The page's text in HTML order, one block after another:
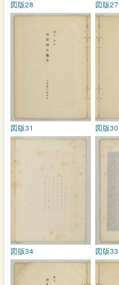
図版27
図版28
図版30
図版31
図版33
図版34